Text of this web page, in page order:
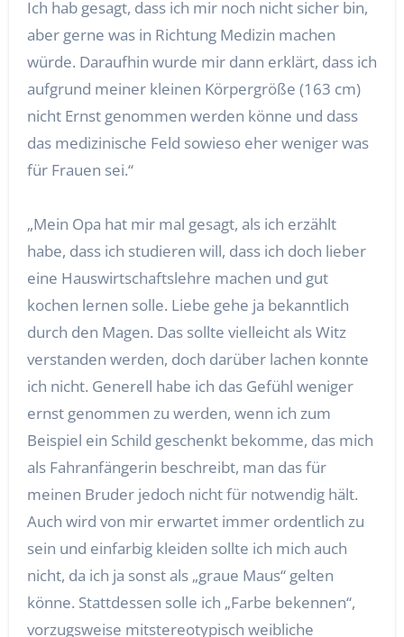
Ich hab gesagt, dass ich mir noch nicht sicher bin,
aber gerne was in Richtung Medizin machen
würde. Daraufhin wurde mir dann erklärt, dass ich
aufgrund meiner kleinen Körpergröße (163 cm)
nicht Ernst genommen werden könne und dass
das medizinische Feld sowieso eher weniger was
für Frauen sei.“
„Mein Opa hat mir mal gesagt, als ich erzählt
habe, dass ich studieren will, dass ich doch lieber
eine Hauswirtschaftslehre machen und gut
kochen lernen solle. Liebe gehe ja bekanntlich
durch den Magen. Das sollte vielleicht als Witz
verstanden werden, doch darüber lachen konnte
ich nicht. Generell habe ich das Gefühl weniger
ernst genommen zu werden, wenn ich zum
Beispiel ein Schild geschenkt bekomme, das mich
als Fahranfängerin beschreibt, man das für
meinen Bruder jedoch nicht für notwendig hält.
Auch wird von mir erwartet immer ordentlich zu
sein und einfarbig kleiden sollte ich mich auch
nicht, da ich ja sonst als „graue Maus“ gelten
könne. Stattdessen solle ich „Farbe bekennen“,
vorzugsweise mitstereotypisch weibliche